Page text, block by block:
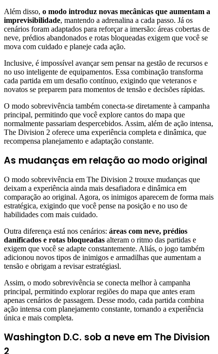
Além disso, o modo introduz novas mecânicas que aumentam a
imprevisibilidade, mantendo a adrenalina a cada passo. Já os
cenários foram adaptados para reforçar a imersão: áreas cobertas de
neve, prédios abandonados e rotas bloqueadas exigem que você se
mova com cuidado e planeje cada ação.
Inclusive, é impossível avançar sem pensar na gestão de recursos e
no uso inteligente de equipamentos. Essa combinação transforma
cada partida em um desafio contínuo, exigindo que veteranos e
novatos se preparem para momentos de tensão e decisões rápidas.
O modo sobrevivência também conecta-se diretamente à campanha
principal, permitindo que você explore cantos do mapa que
normalmente passariam despercebidos. Assim, além de ação intensa,
The Division 2 oferece uma experiência completa e dinâmica, que
recompensa planejamento e adaptação constante.
As mudanças em relação ao modo original
O modo sobrevivência em The Division 2 trouxe mudanças que
deixam a experiência ainda mais desafiadora e dinâmica em
comparação ao original. Agora, os inimigos aparecem de forma mais
estratégica, exigindo que você pense na posição e no uso de
habilidades com mais cuidado.
Outra diferença está nos cenários: áreas com neve, prédios
danificados e rotas bloqueadas alteram o ritmo das partidas e
exigem que você se adapte constantemente. Aliás, o jogo também
adicionou novos tipos de inimigos e armadilhas que aumentam a
tensão e obrigam a revisar estratégiasl.
Assim, o modo sobrevivência se conecta melhor à campanha
principal, permitindo explorar regiões do mapa que antes eram
apenas cenários de passagem. Desse modo, cada partida combina
ação intensa com planejamento constante, tornando a experiência
única e mais completa.
Washington D.C. sob a neve em The Division